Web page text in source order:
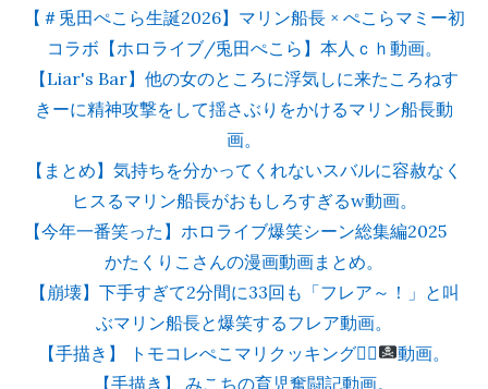
【＃兎田ぺこら生誕2026】マリン船長 × ぺこらマミー初
コラボ【ホロライブ/兎田ぺこら】本人ｃｈ動画。
【Liar's Bar】他の女のところに浮気しに来たころねす
きーに精神攻撃をして揺さぶりをかけるマリン船長動
画。
【まとめ】気持ちを分かってくれないスバルに容赦なく
ヒスるマリン船長がおもしろすぎるw動画。
【今年一番笑った】ホロライブ爆笑シーン総集編2025
かたくりこさんの漫画動画まとめ。
【崩壊】下手すぎて2分間に33回も「フレア～！」と叫
ぶマリン船長と爆笑するフレア動画。
【手描き】 トモコレぺこマリクッキング👯‍♀️
動画。
【手描き】 みこちの育児奮闘記動画。